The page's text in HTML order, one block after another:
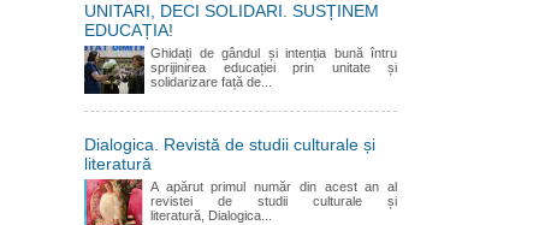
UNITARI, DECI SOLIDARI. SUSȚINEM
EDUCAȚIA!
Ghidați de gândul și intenția bună întru
sprijinirea educației prin unitate și
solidarizare față de...
Dialogica. Revistă de studii culturale și
literatură
A apărut primul număr din acest an al
revistei de studii culturale și
literatură, Dialogica...